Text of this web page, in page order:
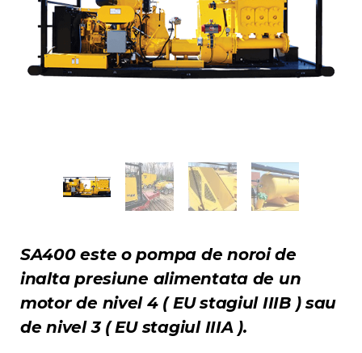
SA400 este o pompa de noroi de
inalta presiune alimentata de un
motor de nivel 4 ( EU stagiul IIIB ) sau
de nivel 3 ( EU stagiul IIIA ).